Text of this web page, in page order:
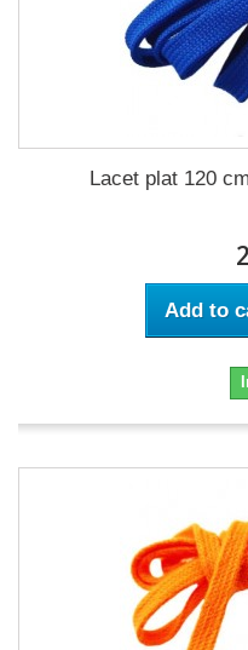
Lacet plat 120
Add to